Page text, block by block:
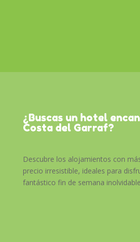
¿Buscas un hotel
Costa del Garraf?
Descubre los alojamientos con
precio irresistible, ideales para
fantástico fin de semana